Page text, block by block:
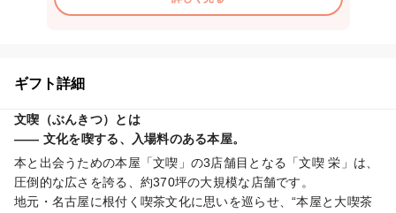
ギフト詳細
文喫（ぶんきつ）とは
―― 文化を喫する、入場料のある本屋。
本と出会うための本屋「文喫」の3店舗目となる「文喫 栄」は、
圧倒的な広さを誇る、約370坪の大規模な店舗です。
地元・名古屋に根付く喫茶文化に思いを巡らせ、“本屋と大喫茶